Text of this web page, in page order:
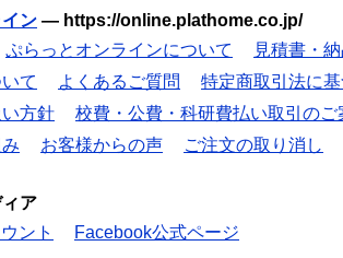
ン — https://online.plathome.co.jp/
ぷらっとオンラインについて
見積書・
て
よくあるご質問
特定商取引法に
方針
校費・公費・科研費払い取引のご
お客様からの声 ご注文の取り消し
ア
ント
Facebook公式ページ